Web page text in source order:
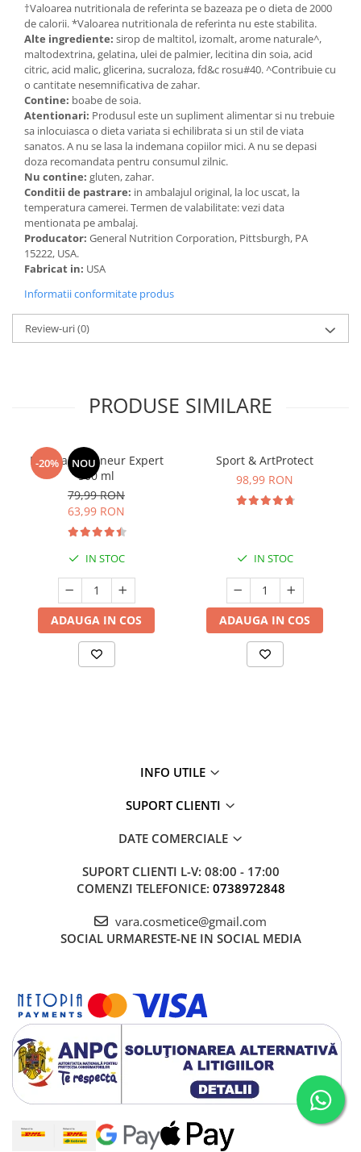
†Valoarea nutritionala de referinta se bazeaza pe o dieta de 2000
de calorii. *Valoarea nutritionala de referinta nu este stabilita.
Alte ingrediente: sirop de maltitol, izomalt, arome naturale^,
maltodextrina, gelatina, ulei de palmier, lecitina din soia, acid
citric, acid malic, glicerina, sucraloza, fd&c rosu#40. ^Contribuie cu
o cantitate nesemnificativa de zahar.
Contine: boabe de soia.
Atentionari: Produsul este un supliment alimentar si nu trebuie
sa inlocuiasca o dieta variata si echilibrata si un stil de viata
sanatos. A nu se lasa la indemana copiilor mici. A nu se depasi
doza recomandata pentru consumul zilnic.
Nu contine: gluten, zahar.
Conditii de pastrare: in ambalajul original, la loc uscat, la
temperatura camerei. Termen de valabilitate: vezi data
mentionata pe ambalaj.
Producator: General Nutrition Corporation, Pittsburgh, PA
15222, USA.
Fabricat in: USA
Informatii conformitate produs
Review-uri(0)
PRODUSE SIMILARE
-20% NOU
Manhaē Draineur Expert
500 ml
79,99 RON
63,99 RON
IN STOC
ADAUGA IN COS
Sport & ArtProtect
98,99 RON
IN STOC
ADAUGA IN COS
INFO UTILE
SUPORT CLIENTI
DATE COMERCIALE
SUPORT CLIENTI L-V: 08:00 - 17:00
COMENZI TELEFONICE: 0738972848
vara.cosmetice@gmail.com
SOCIAL URMARESTE-NE IN SOCIAL MEDIA